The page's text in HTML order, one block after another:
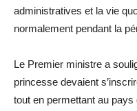
administratives et la vie
normalement pendant la
Le Premier ministre a
princesse devaient
tout en permettant au